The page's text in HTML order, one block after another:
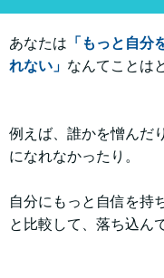
あなたは 「もっと自分
れない」 なんてことは
例えば、誰かを憎んだ
になれなかったり。
自分にもっと自信を持
と比較して、落ち込ん